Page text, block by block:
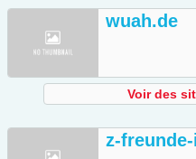
wuah.de
Voir des
z-